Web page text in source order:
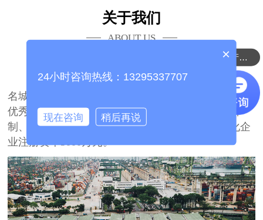
关于我们
ABOUT US
山东海瑞众联流体科技有限公司坐落于中国泵业
名城山东、博山，公司占地面积27700平方米，拥有
优秀的技术团队2000余人。是国内一家著名的集研
制、开发、生产、销售、服务于一体的大型多元化企
业注册资本3000万元。
可以介绍下你们的产品么？
×
24小时咨询热线：13295337707
现在咨询 稍后再说